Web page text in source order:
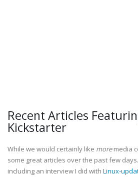
Recent Articles
Kickstarter
While we would certainly like moremedia
some great articles over the past few
including an interview I did with Linux-